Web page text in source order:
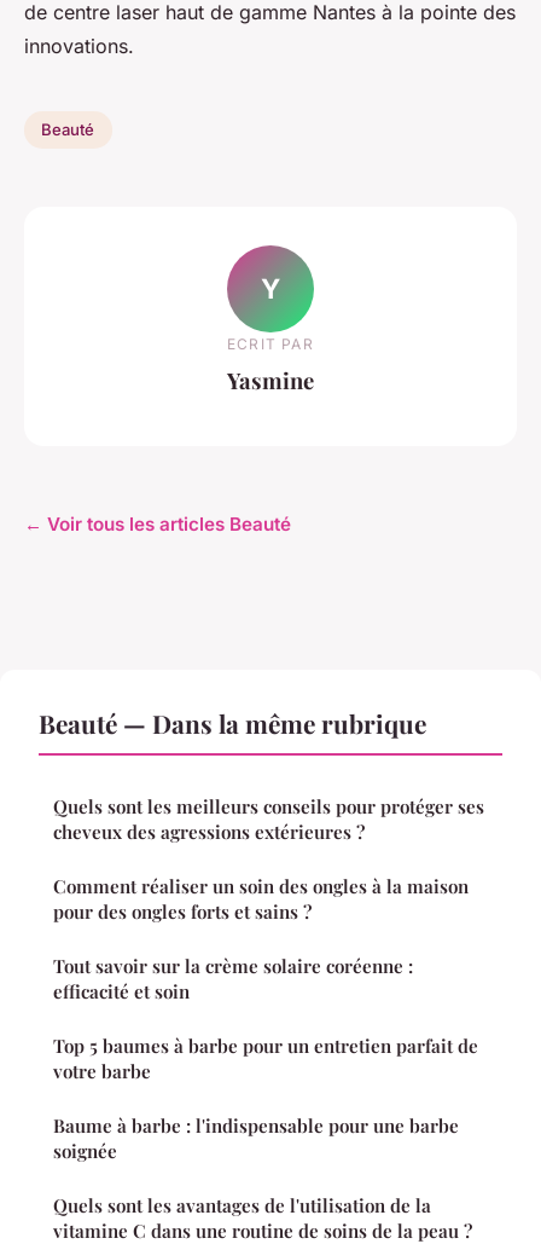
de centre laser haut de gamme Nantes à la pointe des
innovations.
Beauté
Y
ECRIT PAR
Yasmine
← Voir tous les articles Beauté
Beauté — Dans la même rubrique
Quels sont les meilleurs conseils pour protéger ses
cheveux des agressions extérieures ?
Comment réaliser un soin des ongles à la maison
pour des ongles forts et sains ?
Tout savoir sur la crème solaire coréenne :
efficacité et soin
Top 5 baumes à barbe pour un entretien parfait de
votre barbe
Baume à barbe : l'indispensable pour une barbe
soignée
Quels sont les avantages de l'utilisation de la
vitamine C dans une routine de soins de la peau ?